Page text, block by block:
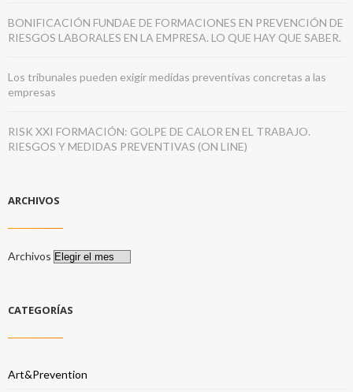
BONIFICACIÓN FUNDAE DE FORMACIONES EN PREVENCIÓN DE
RIESGOS LABORALES EN LA EMPRESA. LO QUE HAY QUE SABER.
Los tribunales pueden exigir medidas preventivas concretas a las
empresas
RISK XXI FORMACIÓN: GOLPE DE CALOR EN EL TRABAJO.
RIESGOS Y MEDIDAS PREVENTIVAS (ON LINE)
ARCHIVOS
Archivos
CATEGORÍAS
Art&Prevention